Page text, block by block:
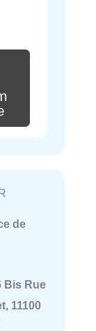
de
Bis Rue
11100